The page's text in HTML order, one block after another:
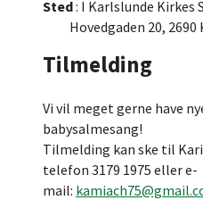
Sted: I Karlslunde Kirkes
Hovedgaden 20, 2690
Tilmelding
Vi vil meget gerne have
babysalmesang!
Tilmelding kan ske til
telefon 3179 1975 eller e-
mail: